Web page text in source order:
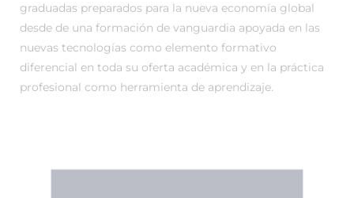
graduadas preparados para la nueva economía global
desde de una formación de vanguardia apoyada en las
nuevas tecnologías como elemento formativo
diferencial en toda su oferta académica y en la práctica
profesional como herramienta de aprendizaje.